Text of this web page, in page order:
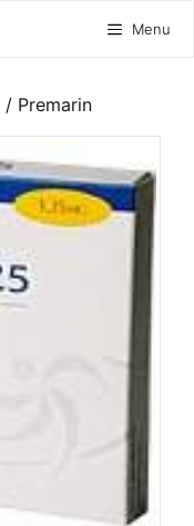
Menu
/ Premarin